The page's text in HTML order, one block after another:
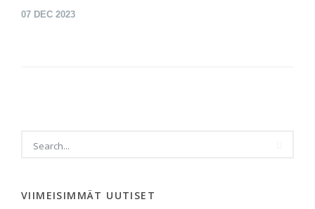
07 DEC 2023
VIIMEISIMMÄT UUTISET